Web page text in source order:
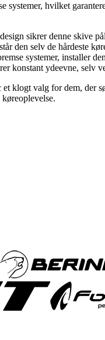
systemer, hvilket
sikrer denne skive
den selv de hårdeste
systemer, installer
konstant ydeevne, selv
klogt valg for dem, der